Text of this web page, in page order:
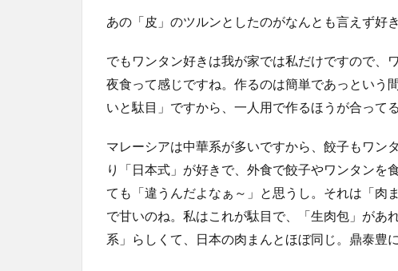
あの「皮」のツルンとしたのがなんとも言えず好き
でもワンタン好きは我が家では私だけですので、
夜食って感じですね。作るのは簡単であっという
いと駄目」ですから、一人用で作るほうが合ってる
マレーシアは中華系が多いですから、餃子もワン
り「日本式」が好きで、外食で餃子やワンタンを
ても「違うんだよなぁ～」と思うし。それは「肉
で甘いのね。私はこれが駄目で、「生肉包」があ
系」らしくて、日本の肉まんとほぼ同じ。鼎泰豊